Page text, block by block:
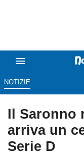
NOTIZIE
Il Saronno
arriva un
Serie D